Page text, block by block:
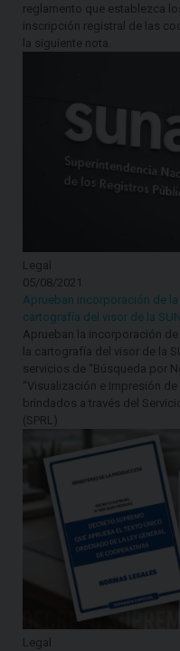
reglamento que establezca
inscripción registral de las
la siguiente nota.
Legal
05/08/2021
Aprueban incorporación de
cartografía del visor de la
Aprueban la incorporación
la cartografía del visor de la
servicios de “Búsqueda por
“Visualización e Impresión
brindados a través del
(SPRL)
Legal